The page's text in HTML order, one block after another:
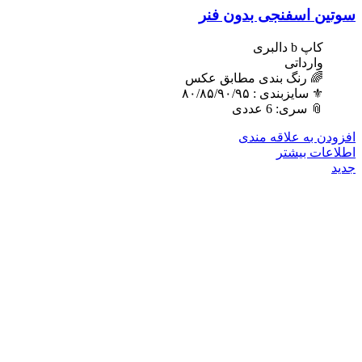
سوتین اسفنجی بدون فنر
کاپ b دالبری
وارداتی
🌈 رنگ بندی مطابق عکس
⚜️ سایزبندی : ٨٠/٨۵/٩٠/٩۵
📎 سری: 6 عددی
افزودن به علاقه مندی
اطلاعات بیشتر
جدید